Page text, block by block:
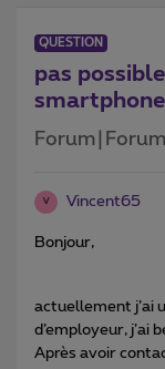
QUESTION
pas
V Vincent65
Bonjour,
actuellement j’ai
d’employeur, j’ai
Après avoir